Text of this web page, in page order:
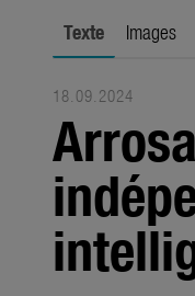
Médias
Produits
Saisons
Société
À propos
Contact
Texte Images
18.09.2024